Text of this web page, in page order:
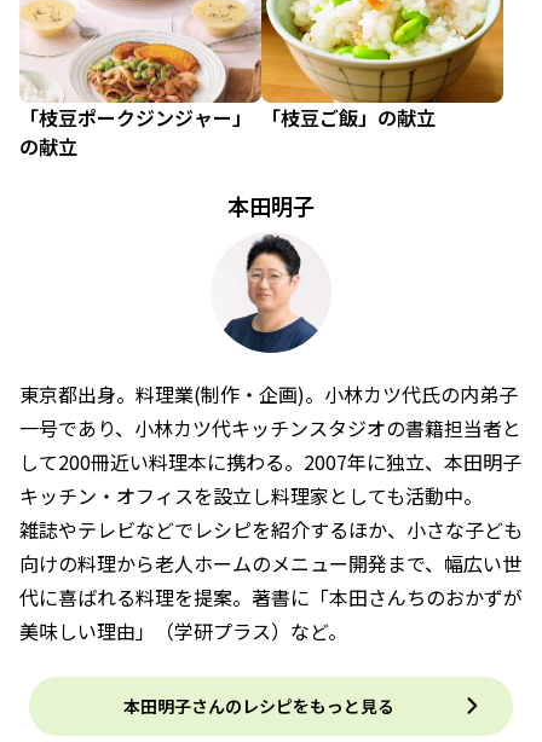
「枝豆ポークジンジャー」
の献立
「枝豆ご飯」の献立
本田明子
東京都出身。料理業(制作・企画)。小林カツ代氏の内弟子
一号であり、小林カツ代キッチンスタジオの書籍担当者と
して200冊近い料理本に携わる。2007年に独立、本田明子
キッチン・オフィスを設立し料理家としても活動中。
雑誌やテレビなどでレシピを紹介するほか、小さな子ども
向けの料理から老人ホームのメニュー開発まで、幅広い世
代に喜ばれる料理を提案。著書に「本田さんちのおかずが
美味しい理由」（学研プラス）など。
本田明子さんのレシピをもっと見る